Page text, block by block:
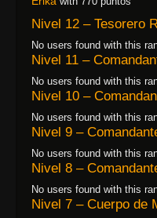
Nivel 12 – Tesorero
No users found with this
Nivel 11 –
No users found with this
Nivel 10 –
No users found with this
Nivel 9 –
No users found with this
Nivel 8 –
No users found with this
Nivel 7 – Cuerpo de